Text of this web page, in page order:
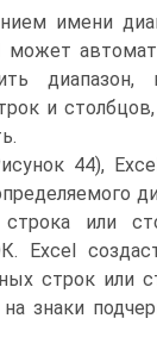
имени
может
диапазон,
и
44),
или
Excel
строк или
знаки